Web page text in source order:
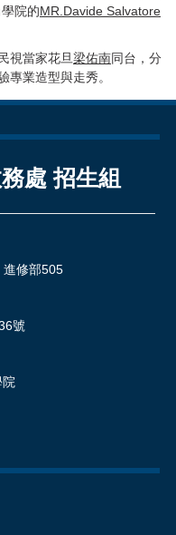
院的MR.Davide Salvatore
視當家花旦梁佑南同台，分
專業造型與走秀。
處 招生組
修部505
號